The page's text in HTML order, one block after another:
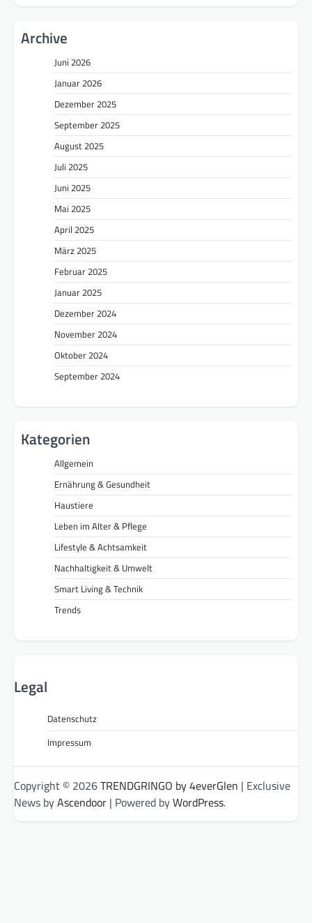
Archive
Juni 2026
Januar 2026
Dezember 2025
September 2025
August 2025
Juli 2025
Juni 2025
Mai 2025
April 2025
März 2025
Februar 2025
Januar 2025
Dezember 2024
November 2024
Oktober 2024
September 2024
Kategorien
Allgemein
Ernährung & Gesundheit
Haustiere
Leben im Alter & Pflege
Lifestyle & Achtsamkeit
Nachhaltigkeit & Umwelt
Smart Living & Technik
Trends
Legal
Datenschutz
Impressum
Copyright © 2026TRENDGRINGO by 4everGlen | Exclusive
News byAscendoor | Powered byWordPress.